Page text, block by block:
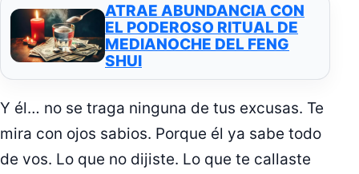
ATRAE ABUNDANCIA CON
EL PODEROSO RITUAL DE
MEDIANOCHE DEL FENG
SHUI
Y él… no se traga ninguna de tus excusas. Te
mira con ojos sabios. Porque él ya sabe todo
de vos. Lo que no dijiste. Lo que te callaste